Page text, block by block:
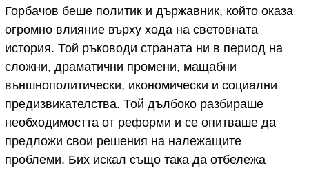
Горбачов беше политик и държавник, който оказа
огромно влияние върху хода на световната
история. Той ръководи страната ни в период на
сложни, драматични промени, мащабни
външнополитически, икономически и социални
предизвикателства. Той дълбоко разбираше
необходимостта от реформи и се опитваше да
предложи свои решения на належащите
проблеми. Бих искал също така да отбележа